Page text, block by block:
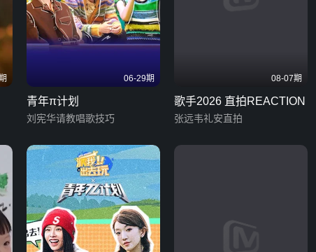
06-29期
青年π计划
刘宪华请教唱歌技巧
08-07期
歌手2026 直拍REACTION
张远韦礼安直拍